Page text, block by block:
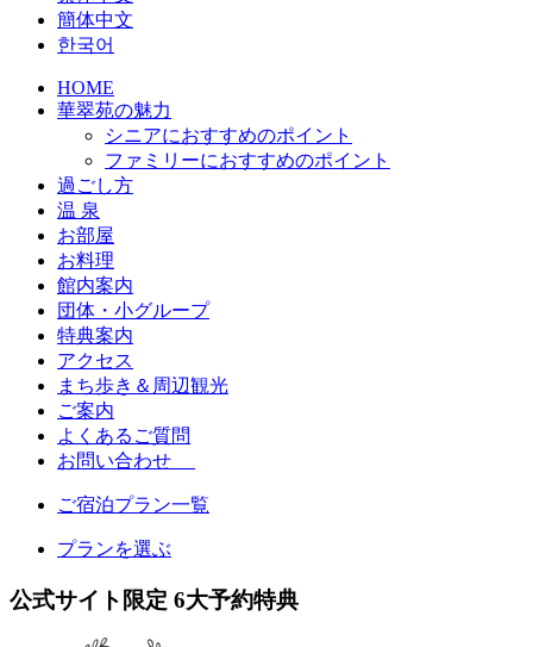
簡体中文
한국어
HOME
華翠苑の魅力
シニアにおすすめのポイント
ファミリーにおすすめのポイント
過ごし方
温 泉
お部屋
お料理
館内案内
団体・小グループ
特典案内
アクセス
まち歩き＆周辺観光
ご案内
よくあるご質問
お問い合わせ
ご宿泊プラン一覧
プランを選ぶ
公式サイト限定 6大予約特典